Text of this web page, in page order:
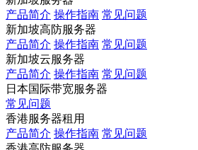
产品简介 操作指南 常见问题
新加坡高防服务器
产品简介 操作指南 常见问题
新加坡云服务器
产品简介 操作指南 常见问题
日本国际带宽服务器
常见问题
香港服务器租用
产品简介 操作指南 常见问题